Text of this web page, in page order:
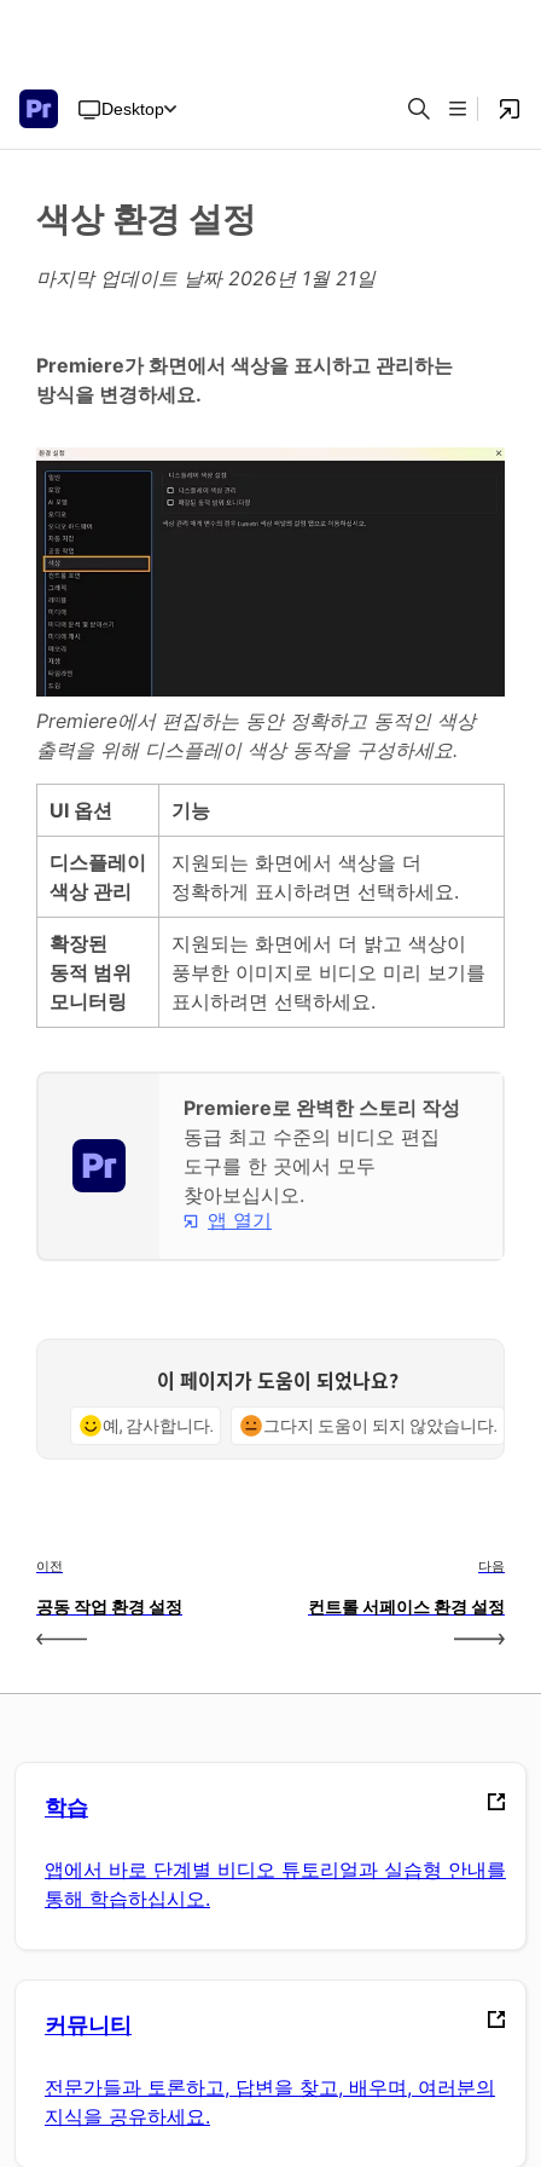
Desktop
색상 환경 설정
마지막 업데이트 날짜 2026년 1월 21일
Premiere가 화면에서 색상을 표시하고 관리하는
방식을 변경하세요.
Premiere에서 편집하는 동안 정확하고 동적인 색상
출력을 위해 디스플레이 색상 동작을 구성하세요.
UI 옵션 기능
디스플레이
색상 관리
지원되는 화면에서 색상을 더
정확하게 표시하려면 선택하세요.
확장된
동적 범위
모니터링
지원되는 화면에서 더 밝고 색상이
풍부한 이미지로 비디오 미리 보기를
표시하려면 선택하세요.
Premiere로 완벽한 스토리 작성
동급 최고 수준의 비디오 편집
도구를 한 곳에서 모두
찾아보십시오.
앱 열기
이 페이지가 도움이 되었나요?
예, 감사합니다. 그다지 도움이 되지 않았습니다.
이전
공동 작업 환경 설정
다음
컨트롤 서페이스 환경 설정
학습
앱에서 바로 단계별 비디오 튜토리얼과 실습형 안내를
통해 학습하십시오.
커뮤니티
전문가들과 토론하고, 답변을 찾고, 배우며, 여러분의
지식을 공유하세요.